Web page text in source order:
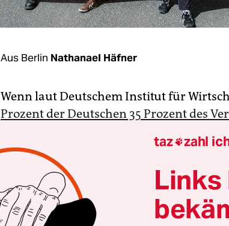
Aus Berlin Nathanael Häfner
Wenn laut Deutschem Institut für
Prozent der Deutschen 35 Prozent des
fordern, endlich richtig besteuert zu
Finanztransaktionen, nichts soll
taz zahl
Links